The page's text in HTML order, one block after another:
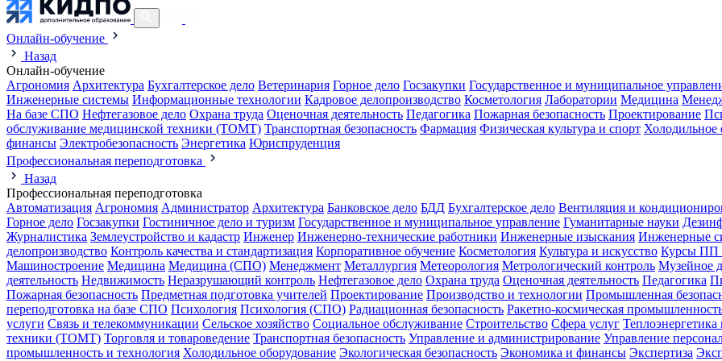
Онлайн-обучение
Назад
Онлайн-обучение
Агрономия Архитектура Бухгалтерское дело Ветеринария Горное дело Госзакупки Государственное и муниципальное
Инженерные системы Информационные технологии Кадровое делопроизводство Косметология Лаборатории Медицина
На базе СПО Нефтегазовое дело Охрана труда Оценочная деятельность Педагогика Пожарная безопасность Проектирование
обслуживание медицинской техники (ТОМТ) Транспортная безопасность Фармация Физическая культура и спорт Холодильное
финансы Электробезопасность Энергетика Юриспруденция
Профессиональная переподготовка
Назад
Профессиональная переподготовка
Автоматизация Агрономия Администратор Архитектура Банковское дело БДД Бухгалтерское дело Вентиляция и
Горное дело Госзакупки Гостиничное дело и туризм Государственное и муниципальное управление Гуманитарные науки
Журналистика Землеустройство и кадастр Инженер Инженерно-технические работники Инженерные изыскания Инженерные
делопроизводство Контроль качества и стандартизация Корпоративное обучение Косметология Культура и искусство Курсы
Машиностроение Медицина Медицина (СПО) Менеджмент Металлургия Метеорология Метрологический контроль Музейное
деятельность Недвижимость Неразрушающий контроль Нефтегазовое дело Охрана труда Оценочная деятельность Педагогика
Пожарная безопасность Предметная подготовка учителей Проектирование Производство и технологии Промышленная
переподготовка на базе СПО Психология Психология (СПО) Радиационная безопасность Ракетно-космическая
услуги Связь и телекоммуникации Сельское хозяйство Социальное обслуживание Строительство Сфера услуг
техники (ТОМТ) Торговля и товароведение Транспортная безопасность Управление и администрирование Управление
промышленность и технология Холодильное оборудование Экологическая безопасность Экономика и финансы Экспертиза